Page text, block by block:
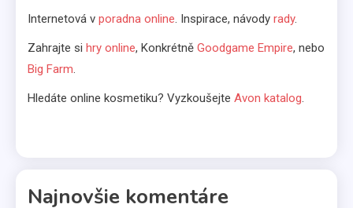
Bábätká
nenechávajte na náhodu
Prenájom kávovarov
Internetová v poradna online. Inspirace, návody rady.
Zahrajte si hry online, Konkrétně Goodgame Empire, nebo
Big Farm.
Hledáte online kosmetiku? Vyzkoušejte Avon katalog.
Najnovšie komentáre